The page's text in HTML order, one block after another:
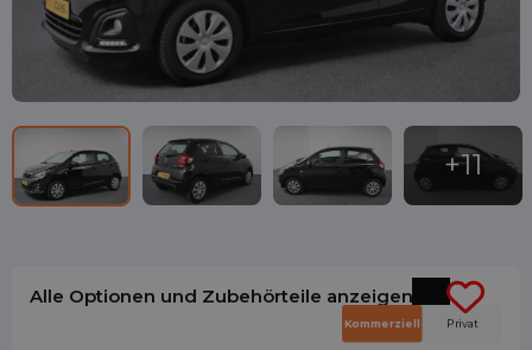
Alle Optionen und Zubehörteile anzeigen
Kommerziell Privat